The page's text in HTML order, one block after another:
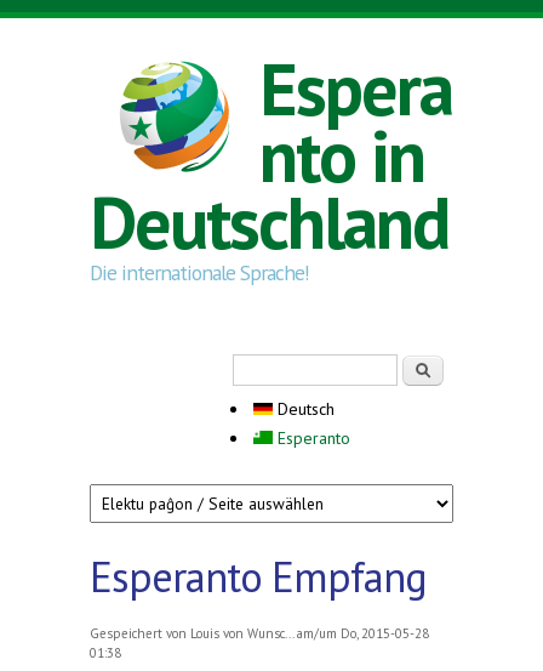
Direkt zum Inhalt
Espera
nto in
Deutschland
Die internationale Sprache!
Deutsch
Esperanto
Esperanto Empfang
Gespeichert von Louis von Wunsc...
am/um Do, 2015-05-28
01:38